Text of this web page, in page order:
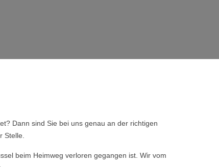
Dann sind Sie bei uns genau an der richtigen
Stelle.
beim Heimweg verloren gegangen ist. Wir vom